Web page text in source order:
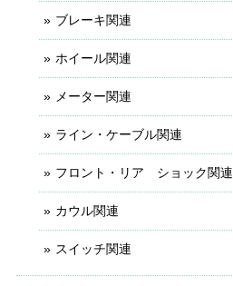
ブレーキ関連
ホイール関連
メーター関連
ライン・ケーブル関連
フロント・リア ショック関連
カウル関連
スイッチ関連